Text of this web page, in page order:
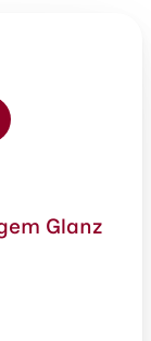
Glanz